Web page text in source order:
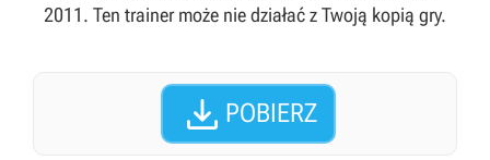
2011. Ten trainer może nie działać z Twoją kopią gry.
 POBIERZ